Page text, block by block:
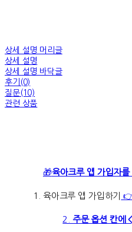
상세 설명 머리글
상세 설명
상세 설명 바닥글
후기(0)
질문(10)
관련 상품
🎁육아크루 앱 가입자
1. 육아크루 앱 가입하기
2. 주문 옵션 칸에